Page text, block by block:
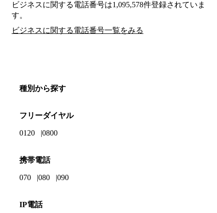
ビジネスに関する電話番号は1,095,578件登録されていま
す。
ビジネスに関する電話番号一覧をみる
種別から探す
フリーダイヤル
0120 0800
携帯電話
070 080 090
IP電話